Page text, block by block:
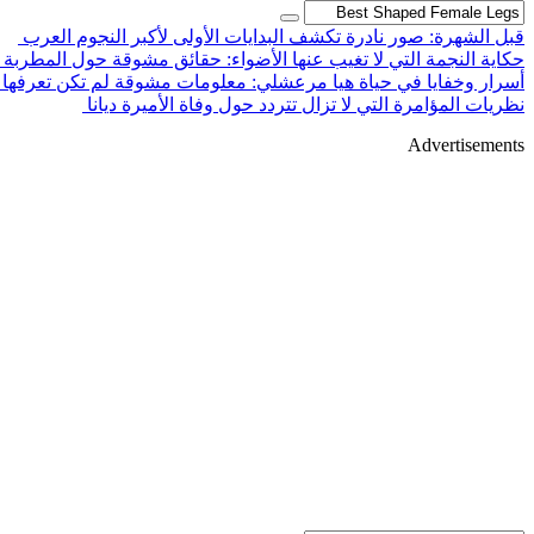
قبل الشهرة: صور نادرة تكشف البدايات الأولى لأكبر النجوم العرب
حكاية النجمة التي لا تغيب عنها الأضواء: حقائق مشوقة حول
أسرار وخفايا في حياة هيا مرعشلي: معلومات مشوقة لم تكن
نظريات المؤامرة التي لا تزال تتردد حول وفاة الأميرة ديانا
Advertisements